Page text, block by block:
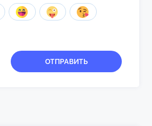
ОТПРАВИТЬ